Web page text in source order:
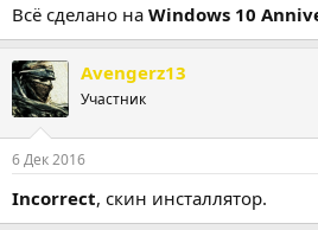
Всё сделано на Windows 10
Avengerz13
Участник
6 Дек 2016
Incorrect, скин инсталлятор.